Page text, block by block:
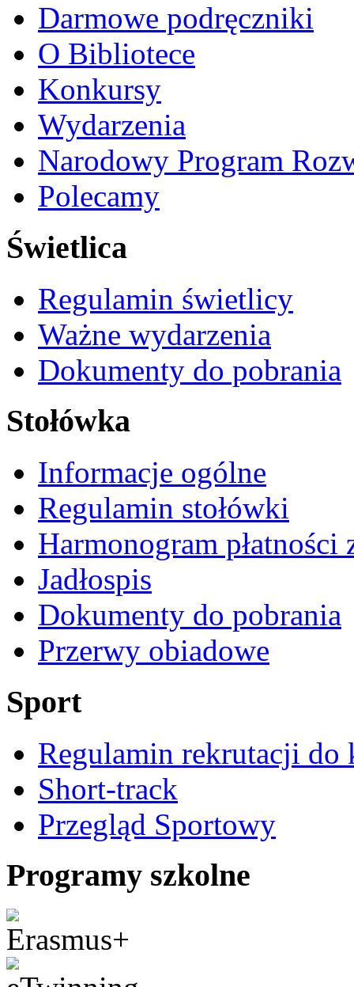
Darmowe podręczniki
O Bibliotece
Konkursy
Wydarzenia
Narodowy Program
Polecamy
Świetlica
Regulamin świetlicy
Ważne wydarzenia
Dokumenty do pobrania
Stołówka
Informacje ogólne
Regulamin stołówki
Harmonogram płatności
Jadłospis
Dokumenty do pobrania
Przerwy obiadowe
Sport
Regulamin rekrutacji do
Short-track
Przegląd Sportowy
Programy szkolne